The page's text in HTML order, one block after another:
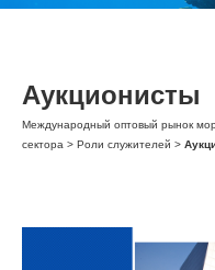
Аукционисты
Международный оптовый рынок
сектора > Роли служителей >